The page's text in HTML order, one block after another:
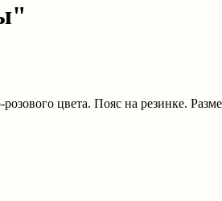
цвета. Пояс на резинке.